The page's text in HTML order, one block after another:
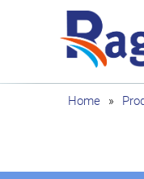
Home »